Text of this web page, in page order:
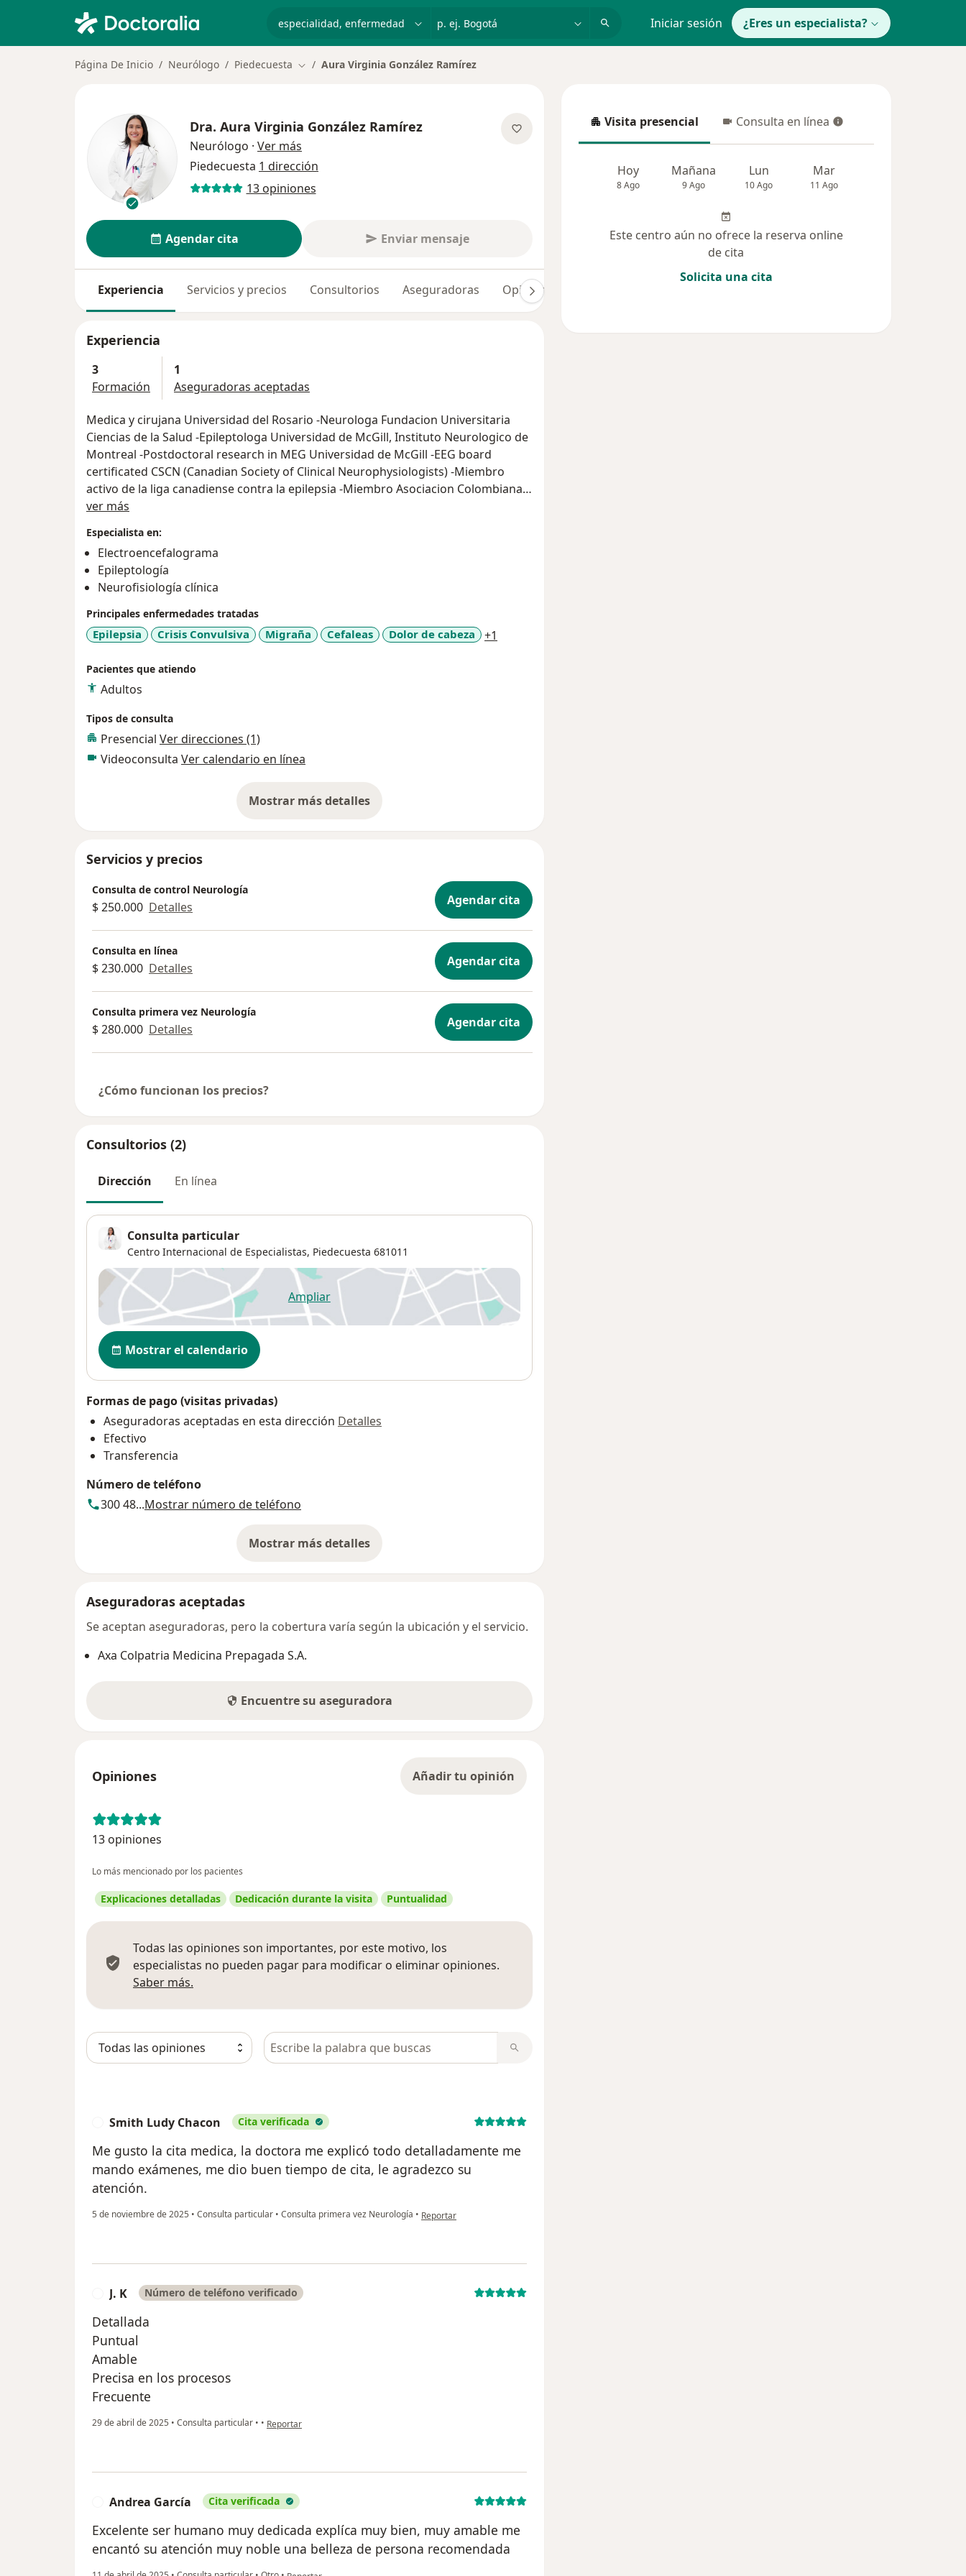
p. ej. Bogotá Iniciar sesión ¿Eres un especialista?
Página De Inicio Neurólogo Piedecuesta Cambiar de ciudad
Aura Virginia González Ramírez
Dra. Aura Virginia González Ramírez
Neurólogo · Ver más
Piedecuesta 1 dirección
13 opiniones
Agendar cita Enviar mensaje
Experiencia Servicios y precios Consultorios Aseguradoras Opiniones (13)
Experiencia
3
Formación
1
Aseguradoras aceptadas
Medica y cirujana Universidad del Rosario -Neurologa Fundacion Universitaria
Ciencias de la Salud -Epileptologa Universidad de McGill, Instituto Neurologico de
Montreal -Postdoctoral research in MEG Universidad de McGill -EEG board
certificated CSCN (Canadian Society of Clinical Neurophysiologists) -Miembro
activo de la liga canadiense contra la epilepsia -Miembro Asociacion Colombiana
de Neurologia
Servicios ofrecidos:
Consulta de Neurologia Clinica, Consulta de Epileptologia, Consulta de cirugia de
epilepsia
ver más
Especialista en:
Electroencefalograma
Epileptología
Neurofisiología clínica
Principales enfermedades tratadas
Epilepsia Crisis Convulsiva Migraña Cefaleas Dolor de cabeza +1
Pacientes que atiendo
Adultos
Tipos de consulta
Presencial Ver direcciones (1)
Videoconsulta Ver calendario en línea
Mostrar más detalles
sobre la experiencia
Servicios y precios
Consulta de control Neurología
$ 250.000 Detalles Agendar cita
Consulta en línea
$ 230.000 Detalles Agendar cita
Consulta primera vez Neurología
$ 280.000 Detalles Agendar cita
¿Cómo funcionan los precios?
Consultorios (2)
Dirección En línea
Consulta particular
Centro Internacional de Especialistas, Piedecuesta 681011
Ampliarse abre en una nueva pestaña
Disponibilidad
Mostrar el calendario
Formas de pago (visitas privadas)
Aseguradoras aceptadas en esta dirección Detalles
Efectivo
Transferencia
Número de teléfono
300 48...Mostrar número de teléfono
Mostrar más detalles
sobre la dirección
Aseguradoras aceptadas
Se aceptan aseguradoras, pero la cobertura varía según la ubicación y el servicio.
Axa Colpatria Medicina Prepagada S.A.
Encuentre su aseguradora
Opiniones Añadir tu opinión
13 opiniones
Lo más mencionado por los pacientes
Explicaciones detalladas Dedicación durante la visita Puntualidad
Todas las opiniones son importantes, por este motivo, los
especialistas no pueden pagar para modificar o eliminar opiniones.
Saber más.
Busca en opiniones
Smith Ludy Chacon Cita verificada
Me gusto la cita medica, la doctora me explicó todo detalladamente me
mando exámenes, me dio buen tiempo de cita, le agradezco su
atención.
5 de noviembre de 2025 • Consulta particular • Consulta primera vez Neurología • en opinión del usuario Smith Ludy Chacon
Reportar
J. K Número de teléfono verificado
Detallada
Puntual
Amable
Precisa en los procesos
Frecuente
29 de abril de 2025 • Consulta particular • • en opinión del usuario J. K
Reportar
Andrea García Cita verificada
Excelente ser humano muy dedicada explíca muy bien, muy amable me
encantó su atención muy noble una belleza de persona recomendada
en opinión del usuario Andrea García
Visita presencial
Visita presencial Consulta en línea
Consulta en línea
Hoy
8 Ago
Mañana
9 Ago
Lun
10 Ago
Mar
11 Ago
Este centro aún no ofrece la reserva online
de cita
Solicita una cita